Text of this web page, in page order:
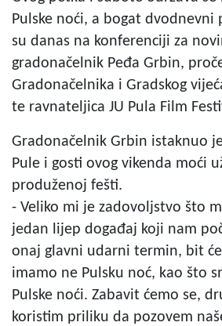
Pulske noći, a bogat dvodnevni
su danas na konferenciji za
gradonačelnik Peđa Grbin,
Gradonačelnika i Gradskog
te ravnateljica JU Pula Film
Gradonačelnik Grbin istaknuo
Pule i gosti ovog vikenda moći
produženoj fešti.
- Veliko mi je zadovoljstvo što
jedan lijep događaj koji nam
onaj glavni udarni termin, bit
imamo ne Pulsku noć, kao što
Pulske noći. Zabavit ćemo se,
koristim priliku da pozovem